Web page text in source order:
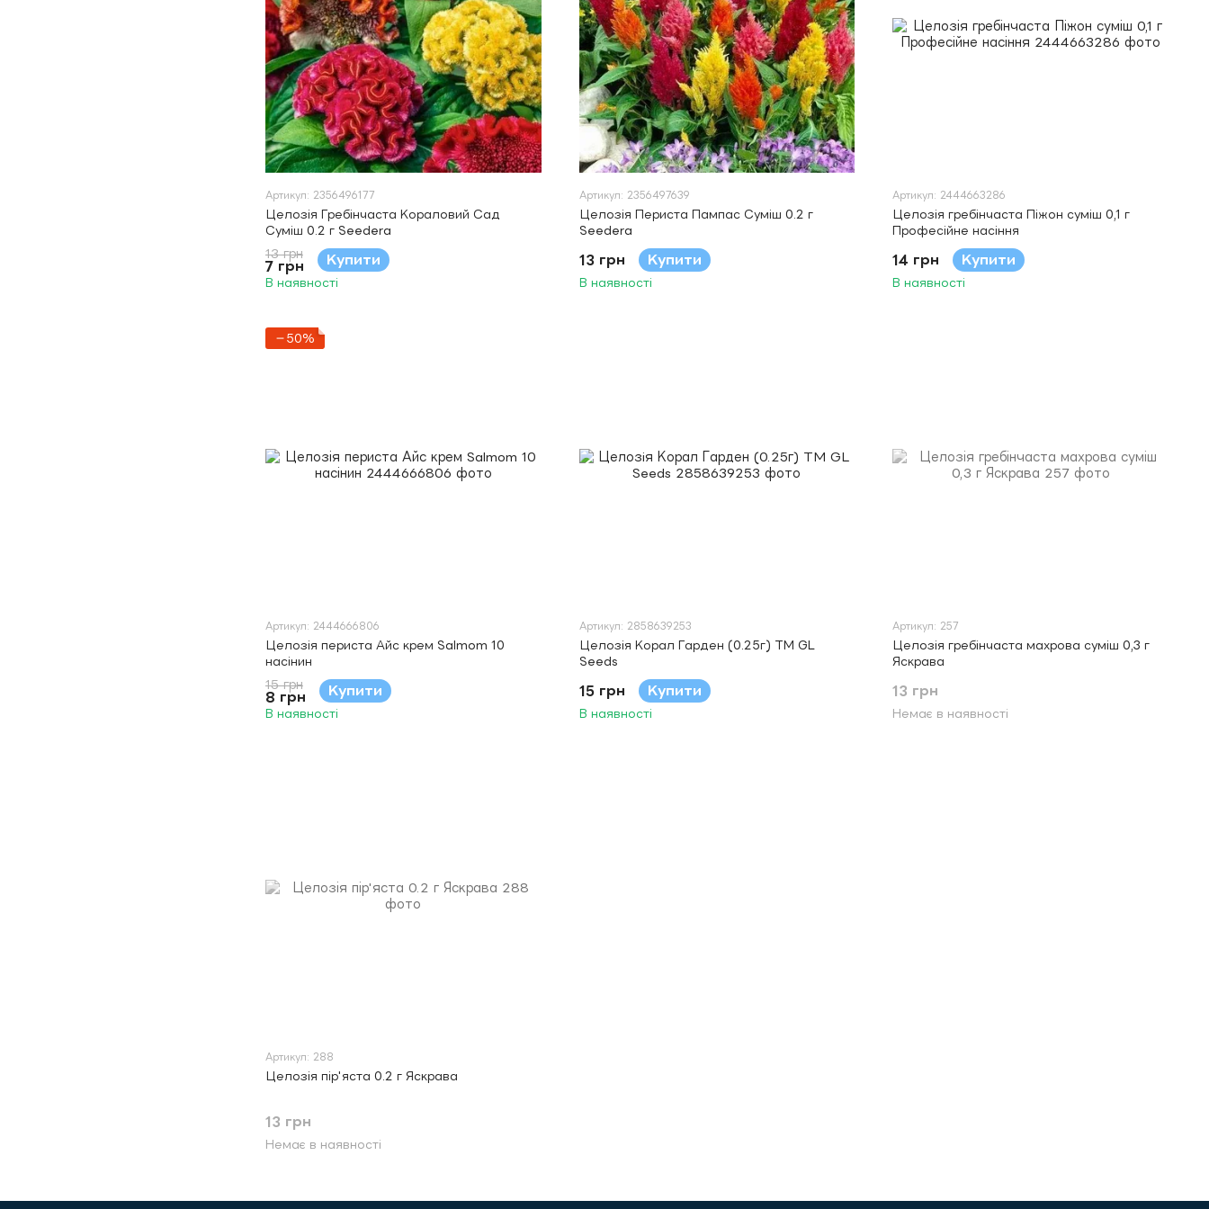
Артикул: 2356496177
Целозія Гребінчаста Кораловий Сад
Суміш 0.2 г Seedera
13 грн
7 грн Купити
В наявності
Артикул: 2356497639
Целозія Периста Пампас Суміш 0.2 г
Seedera
13 грн Купити
В наявності
Артикул: 2444663286
Целозія гребінчаста Піжон суміш 0,1 г
Професійне насіння
14 грн Купити
В наявності
−50%
Артикул: 2444666806
Целозія периста Айс крем Salmom 10
насінин
15 грн
8 грн Купити
В наявності
Артикул: 2858639253
Целозiя Корал Гарден (0.25г) TM GL
Seeds
15 грн Купити
В наявності
Артикул: 257
Целозія гребінчаста махрова суміш 0,3 г
Яскрава
13 грн
Немає в наявності
Артикул: 288
Целозія пір'яста 0.2 г Яскрава
13 грн
Немає в наявності